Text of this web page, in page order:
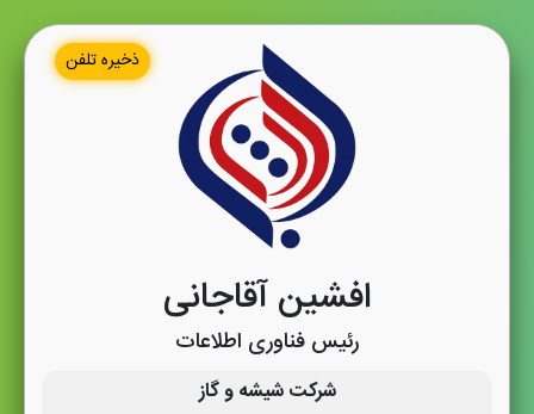
ذخیره تلفن
افشین آقاجانی
رئیس فناوری اطلاعات
شرکت شیشه و گاز